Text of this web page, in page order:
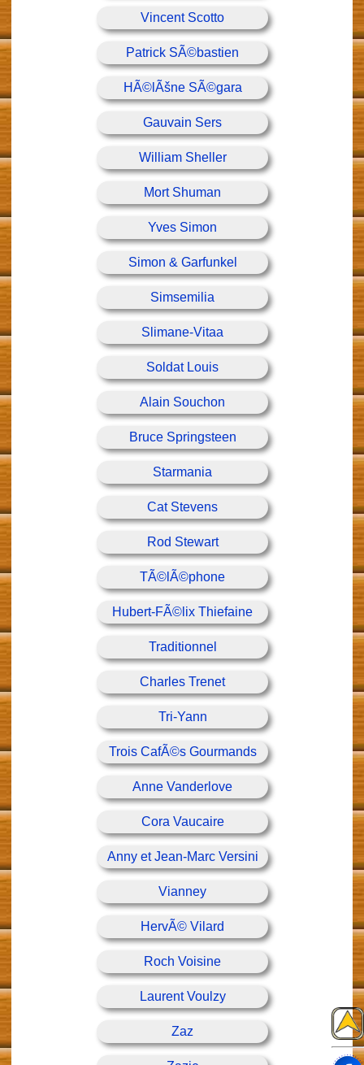
Vincent Scotto
Patrick SÃ©bastien
HÃ©lÃšne SÃ©gara
Gauvain Sers
William Sheller
Mort Shuman
Yves Simon
Simon & Garfunkel
Simsemilia
Slimane-Vitaa
Soldat Louis
Alain Souchon
Bruce Springsteen
Starmania
Cat Stevens
Rod Stewart
TÃ©lÃ©phone
Hubert-FÃ©lix Thiefaine
Traditionnel
Charles Trenet
Tri-Yann
Trois CafÃ©s Gourmands
Anne Vanderlove
Cora Vaucaire
Anny et Jean-Marc Versini
Vianney
HervÃ© Vilard
Roch Voisine
Laurent Voulzy
Zaz